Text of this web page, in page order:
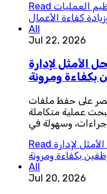
Read العمليات
كفاءة الأعمال
All
Jul 22, 2026
الأمثل لإدارة
بكفاءة ومرونة
على حفظ ملفات
عملية متكاملة
وسهولة في
Read لإدارة
بكفاءة ومرونة
All
Jul 20, 2026